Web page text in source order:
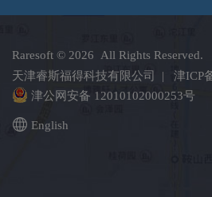
Raresoft © 2026 All Rights Reserved.
天津睿斯福得科技有限公司 | 津ICP
津公网安备 12010102000253号
English